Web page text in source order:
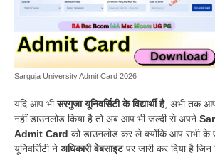
Sarguja University Admit Card 2026
यदि आप भीसरगुजा यूनिवर्सिटी के विद्यार्थी है, अभी तक
नहीं डाउनलोड किया है तो अब आप भी जल्दी से अपने
Admit Card को डाउनलोड कर ले क्योंकि आप सभी के
यूनिवर्सिटी ने अधिकारी वेबसाइटपर जारी कर दिया है जिन